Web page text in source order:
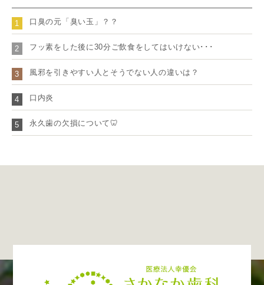
1 口臭の元「臭い玉」？？
2 フッ素をした後に30分ご飲食をしてはいけない･･･
3 風邪を引きやすい人とそうでない人の違いは？
4 口内炎
5 永久歯の欠損について🦷